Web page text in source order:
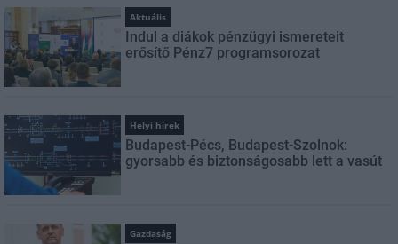
Aktuális
Indul a diákok pénzügyi ismereteit
erősítő Pénz7 programsorozat
Helyi hírek
Budapest-Pécs, Budapest-Szolnok:
gyorsabb és biztonságosabb lett a vasút
Gazdaság